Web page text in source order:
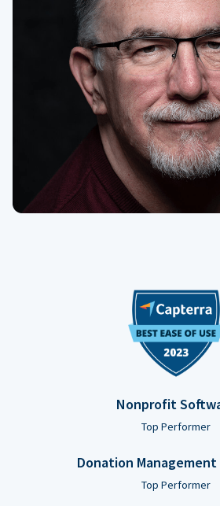
Nonprofit
Top Performer
Donation
Top Performer